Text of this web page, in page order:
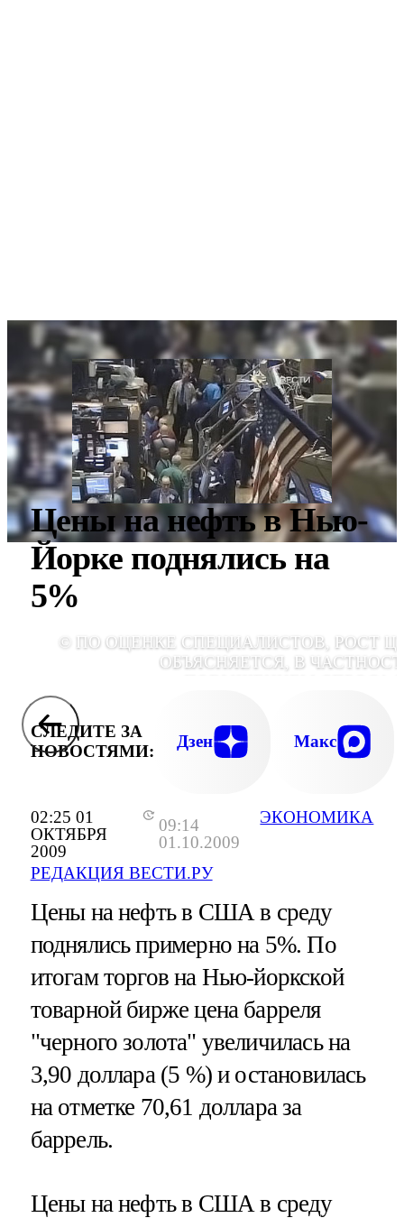
02:25 01
ОКТЯБРЯ
2009
09:14
01.10.2009
РЕДАКЦИЯ ВЕСТИ.РУ
ЭКОНОМИКА
Цены на нефть в Нью-
Йорке поднялись на
5%
© ПО ОЦЕНКЕ СПЕЦИАЛИСТОВ, РОСТ
ОБЪЯСНЯЕТСЯ, В
СЛЕДИТЕ ЗА
НОВОСТЯМИ:
Дзен Макс
Цены на нефть в США в среду
поднялись примерно на 5%. По
итогам торгов на Нью-йоркской
товарной бирже цена барреля
"черного золота" увеличилась на
3,90 доллара (5 %) и остановилась
на отметке 70,61 доллара за
баррель.
Цены на нефть в США в среду